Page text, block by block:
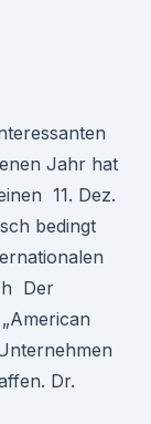
Jahr hat
11. Dez.
bedingt
Der
Dr.